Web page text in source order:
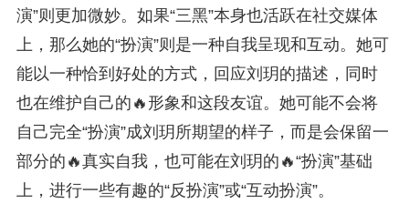
演”则更加微妙。如果“三黑”本身也活跃在社交媒体
上，那么她的“扮演”则是一种自我呈现和互动。她可
能以一种恰到好处的方式，回应刘玥的描述，同时
也在维护自己的🔥形象和这段友谊。她可能不会将
自己完全“扮演”成刘玥所期望的样子，而是会保留一
部分的🔥真实自我，也可能在刘玥的🔥“扮演”基础
上，进行一些有趣的“反扮演”或“互动扮演”。